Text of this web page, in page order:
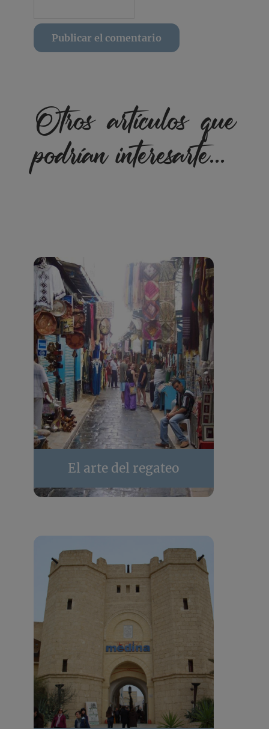
Otros artículos que
podrían interesarte...
El arte del regateo